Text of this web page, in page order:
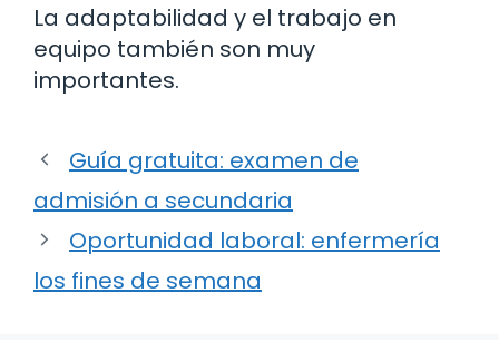
La adaptabilidad y el trabajo en
equipo también son muy
importantes.
Guía gratuita: examen de
admisión a secundaria
Oportunidad laboral: enfermería
los fines de semana